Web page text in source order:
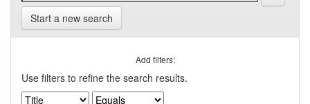
Start a new search
Add filters:
Use filters to refine the search results.